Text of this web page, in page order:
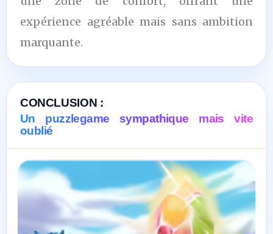
expérience agréable mais sans ambition
marquante.
CONCLUSION :
Un puzzlegame sympathique mais vite
oublié